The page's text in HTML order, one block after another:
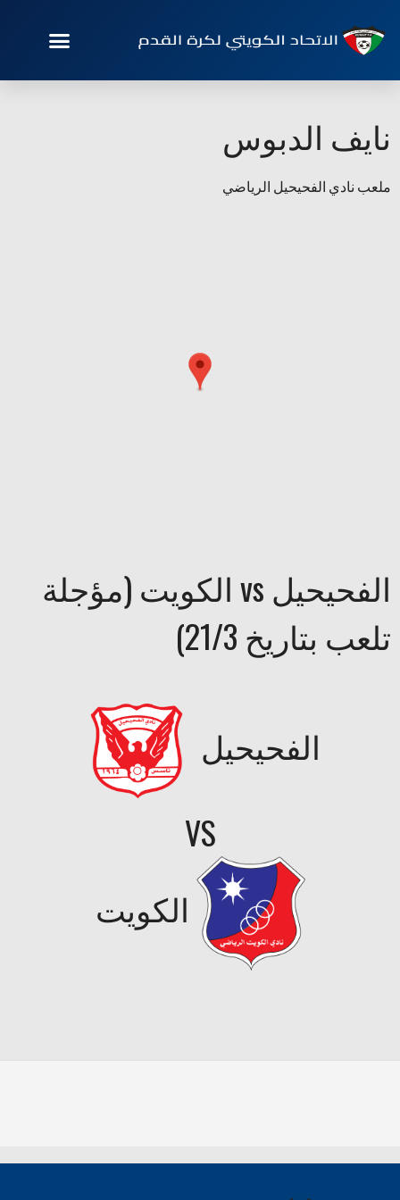
نايف الدبوس
ملعب نادي الفحيحيل الرياضي
الفحيحيل vs الكويت (مؤجلة
تلعب بتاريخ 21/3)
الفحيحيل
VS
الكويت